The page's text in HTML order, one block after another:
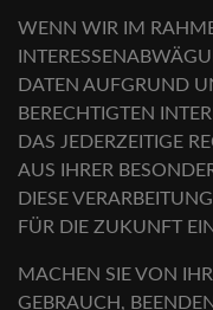
WENN WIR IM
DATEN AUFGRUND
BERECHTIGTEN
DAS JEDERZEITIGE
AUS IHRER
DIESE
FÜR DIE ZUKUNFT
MACHEN SIE VON
GEBRAUCH,